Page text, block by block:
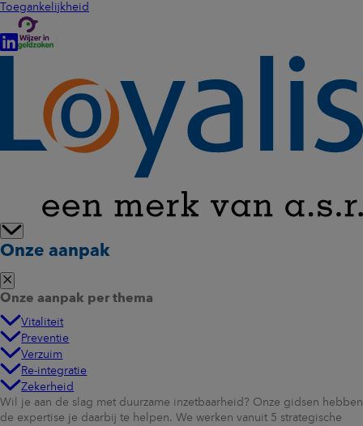
Toegankelijkheid
Onze aanpak
Onze aanpak per thema
Vitaliteit
Preventie
Verzuim
Re-integratie
Zekerheid
Wil je aan de slag met duurzame inzetbaarheid? Onze gidsen hebben
de expertise je daarbij te helpen. We werken vanuit 5 strategische